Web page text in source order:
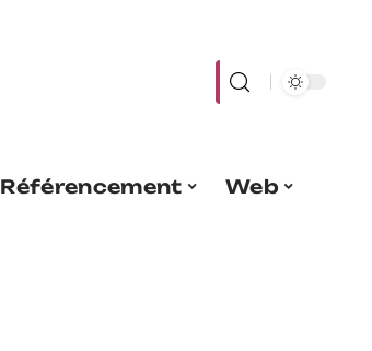
Référencement Web